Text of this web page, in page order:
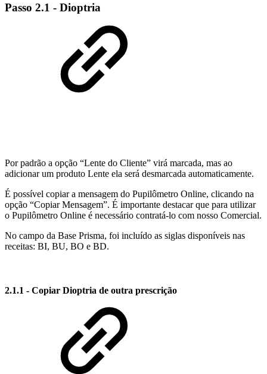
Passo 2.1 - Dioptria
Por padrão a opção “Lente do Cliente” virá marcada, mas ao
adicionar um produto Lente ela será desmarcada automaticamente.
É possível copiar a mensagem do Pupilômetro Online, clicando na
opção “Copiar Mensagem”. É importante destacar que para utilizar
o Pupilômetro Online é necessário contratá-lo com nosso Comercial.
No campo da Base Prisma, foi incluído as siglas disponíveis nas
receitas: BI, BU, BO e BD.
2.1.1 - Copiar Dioptria de outra prescrição